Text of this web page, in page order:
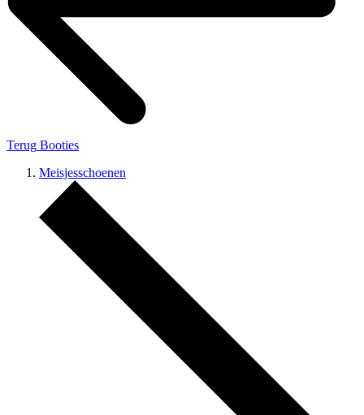
Terug Booties
Meisjesschoenen